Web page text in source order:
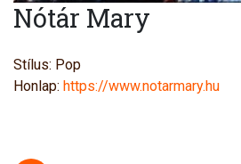
Nótár Mary
Stílus: Pop
Honlap: https://www.notarmary.hu